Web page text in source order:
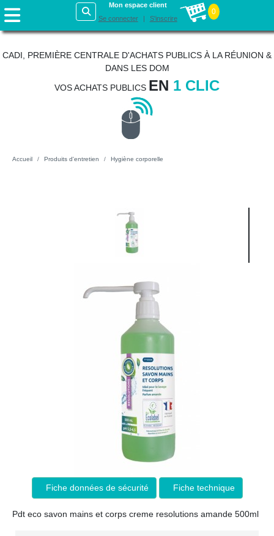
Mon espace client
Se connecter
S'inscrire
0
CADI, PREMIÈRE CENTRALE D'ACHATS PUBLICS À LA RÉUNION &
DANS LES DOM
VOS ACHATS PUBLICS EN 1 CLIC
Accueil Produits d'entretien Hygiène corporelle
Fiche données de sécurité Fiche technique
Pdt eco savon mains et corps creme resolutions amande 500ml